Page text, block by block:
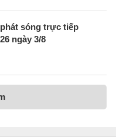
sóng trực tiếp
ngày 3/8